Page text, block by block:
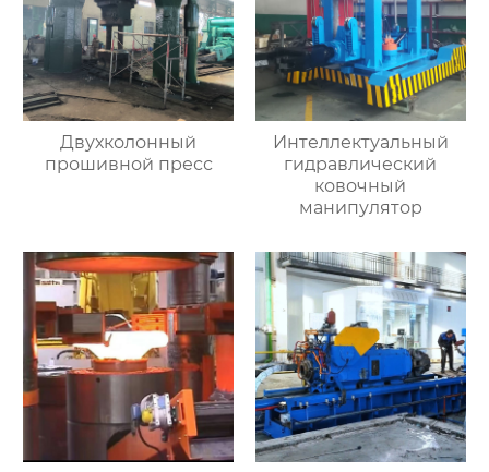
Двухколонный
прошивной пресс
Интеллектуальный
гидравлический
ковочный
манипулятор